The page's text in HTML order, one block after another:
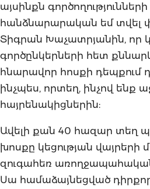
այսինքն
հանձնարարական եմ տվել
Տիգրան Խաչատրյանին, որ
գործընկերների հետ
հնարավոր հոսքի դեպքում
ինչպես, որտեղ, ինչով ենք
հայրենակիցներին:
Ավելի քան 40 հազար տեղ
խոսքը կեցության վայրերի
զուգահեռ
Սա համաձայնեցված